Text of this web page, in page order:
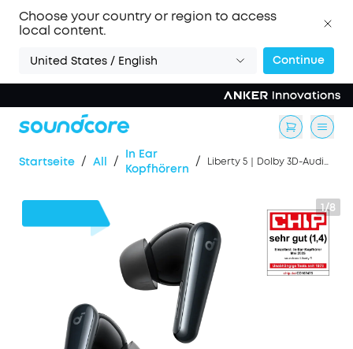
Choose your country or region to access
local content.
United States / English Continue
Startseite / All / In Ear
Kopfhörern / Liberty 5｜Dolby 3D-Audio True-Wireless Earbuds
1/8